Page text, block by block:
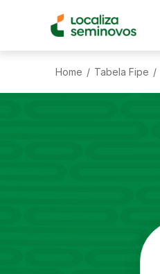
Home / Tabela Fipe /